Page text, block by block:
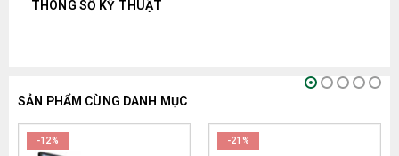
THÔNG SỐ KỸ THUẬT
SẢN PHẨM CÙNG DANH MỤC
-12% -21%